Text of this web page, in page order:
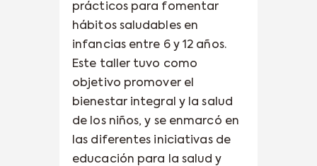
prácticos para fomentar
hábitos saludables en
infancias entre 6 y 12 años.
Este taller tuvo como
objetivo promover el
bienestar integral y la salud
de los niños, y se enmarcó en
las diferentes iniciativas de
educación para la salud y